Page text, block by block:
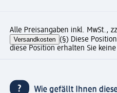
Alle Preisangaben inkl. MwSt.,
Versandkosten (§) Diese
diese Position erhalten Sie keine
Wie gefällt Ihnen